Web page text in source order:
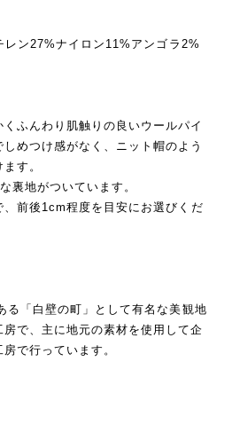
ン27%ナイロン11%アンゴラ2%
ふんわり肌触りの良いウールパイ
めつけ感がなく、ニット帽のよう
す。
裏地がついています。
前後1cm程度を目安にお選びくだ
る「白壁の町」として有名な美観地
で、主に地元の素材を使用して企
で行っています。